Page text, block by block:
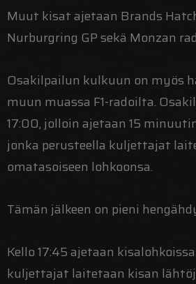
Muut kisat ajetaan Brands
Nurburgring GP sekä Monzan
Osakilpailun kulkuun on myös
muun muassa F1-radoilta.
17:00, jolloin ajetaan 15
jonka perusteella kuljettajat
omatasoiseen lohkoonsa.
Tämän jälkeen on pieni
Kello 17:45 ajetaan
kuljettajat laitetaan kisan